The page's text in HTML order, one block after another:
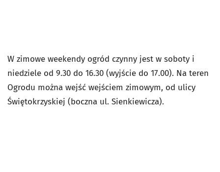
W zimowe weekendy ogród czynny jest w soboty i
niedziele od 9.30 do 16.30 (wyjście do 17.00). Na teren
Ogrodu można wejść wejściem zimowym, od ulicy
Świętokrzyskiej (boczna ul. Sienkiewicza).